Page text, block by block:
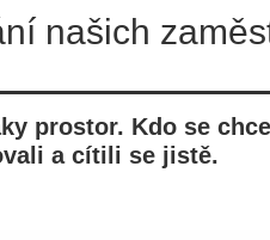
našich
prostor. Kdo se
a cítili se jistě.